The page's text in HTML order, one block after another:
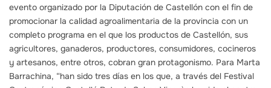
evento organizado por la Diputación de Castellón con el fin de
promocionar la calidad agroalimentaria de la provincia con un
completo programa en el que los productos de Castellón, sus
agricultores, ganaderos, productores, consumidores, cocineros
y artesanos, entre otros, cobran gran protagonismo. Para Marta
Barrachina, “han sido tres días en los que, a través del Festival